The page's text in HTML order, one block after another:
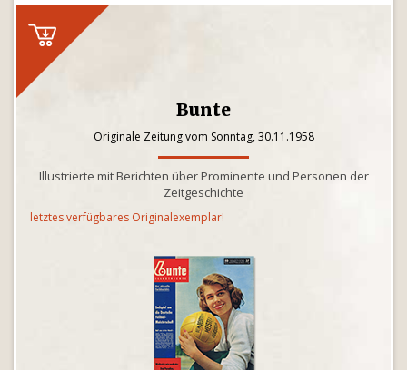
Bunte
Originale Zeitung vom Sonntag, 30.11.1958
Illustrierte mit Berichten über Prominente und Personen der
Zeitgeschichte
letztes verfügbares Originalexemplar!